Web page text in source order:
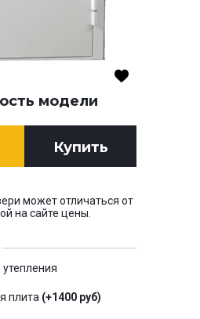
модели
Купить
может отличаться от
на сайте цены.
утепления
плита (+1400 руб)